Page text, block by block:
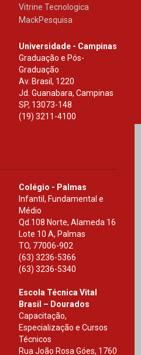
Vitrine Tecnologica
MackPesquisa
Universidade - Campinas
Graduação e Pós-
Graduação
Av. Brasil, 1220
Jd. Guanabara, Campinas
SP, 13073-148
(19) 3211-4100
Colégio - Palmas
Infantil, Fundamental e
Médio
Qd.108 Norte, Alameda 16
Lote 10 A, Palmas
TO, 77006-902
(63) 3236-5366
(63) 3236-5340
Escola Técnica Vital
Brasil – Dourados
Capacitação,
Especialização e Cursos
Técnicos
Rua João Rosa Góes, 1760